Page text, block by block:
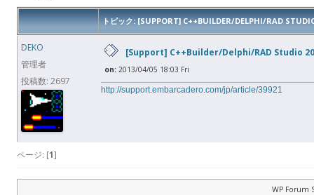
トピック: [SUPPORT] C++BUILDER/DELPHI/RAD
DEKO
管理者
投稿数: 2697
[Support] C++Builder/Delphi/RAD Studio
on: 2013/04/05 18:03 Fri
http://support.embarcadero.com/jp/article/39921
ページ: [1]
WP Forum